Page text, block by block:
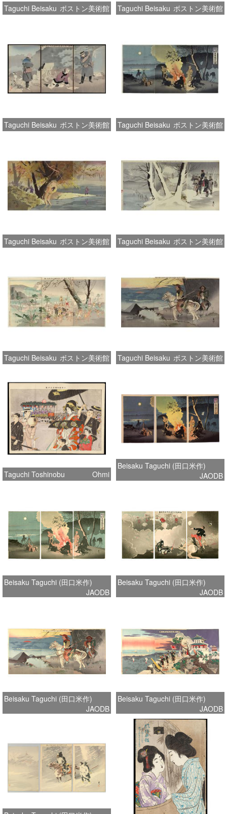
Taguchi Beisaku ボストン美術館 Taguchi Beisaku ボストン美術館
Taguchi Beisaku ボストン美術館 Taguchi Beisaku ボストン美術館
Taguchi Beisaku ボストン美術館 Taguchi Beisaku ボストン美術館
Taguchi Beisaku ボストン美術館 Taguchi Beisaku ボストン美術館
Taguchi Toshinobu Ohmi
Beisaku Taguchi (田口米作)
JAODB
Beisaku Taguchi (田口米作)
JAODB
Beisaku Taguchi (田口米作)
JAODB
Beisaku Taguchi (田口米作)
JAODB
Beisaku Taguchi (田口米作)
JAODB